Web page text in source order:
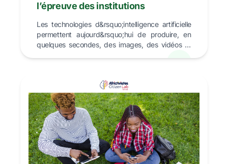
l’épreuve des institutions
Les technologies d&rsquo;intelligence artificielle
permettent aujourd&rsquo;hui de produire, en
quelques secondes, des images, des vidéos et